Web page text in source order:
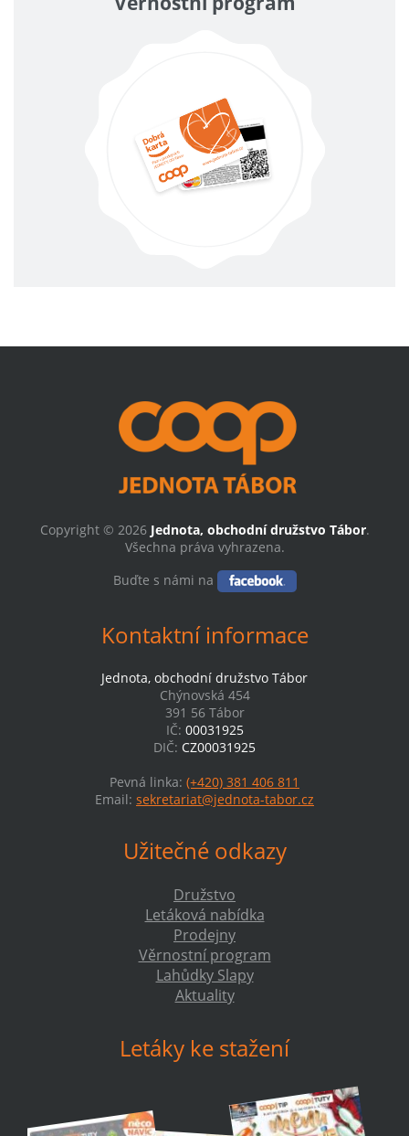
Copyright © 2026 Jednota, obchodní družstvo Tábor.
Všechna práva vyhrazena.
Buďte s námi na
Kontaktní informace
Jednota, obchodní družstvo Tábor
Chýnovská 454
391 56 Tábor
IČ: 00031925
DIČ: CZ00031925
Pevná linka: (+420) 381 406 811
Email: sekretariat@jednota-tabor.cz
Užitečné odkazy
Družstvo
Letáková nabídka
Prodejny
Věrnostní program
Lahůdky Slapy
Aktuality
Letáky ke stažení